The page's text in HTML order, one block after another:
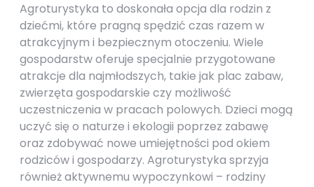
Agroturystyka to doskonała opcja dla rodzin z
dziećmi, które pragną spędzić czas razem w
atrakcyjnym i bezpiecznym otoczeniu. Wiele
gospodarstw oferuje specjalnie przygotowane
atrakcje dla najmłodszych, takie jak plac zabaw,
zwierzęta gospodarskie czy możliwość
uczestniczenia w pracach polowych. Dzieci mogą
uczyć się o naturze i ekologii poprzez zabawę
oraz zdobywać nowe umiejętności pod okiem
rodziców i gospodarzy. Agroturystyka sprzyja
również aktywnemu wypoczynkowi – rodziny